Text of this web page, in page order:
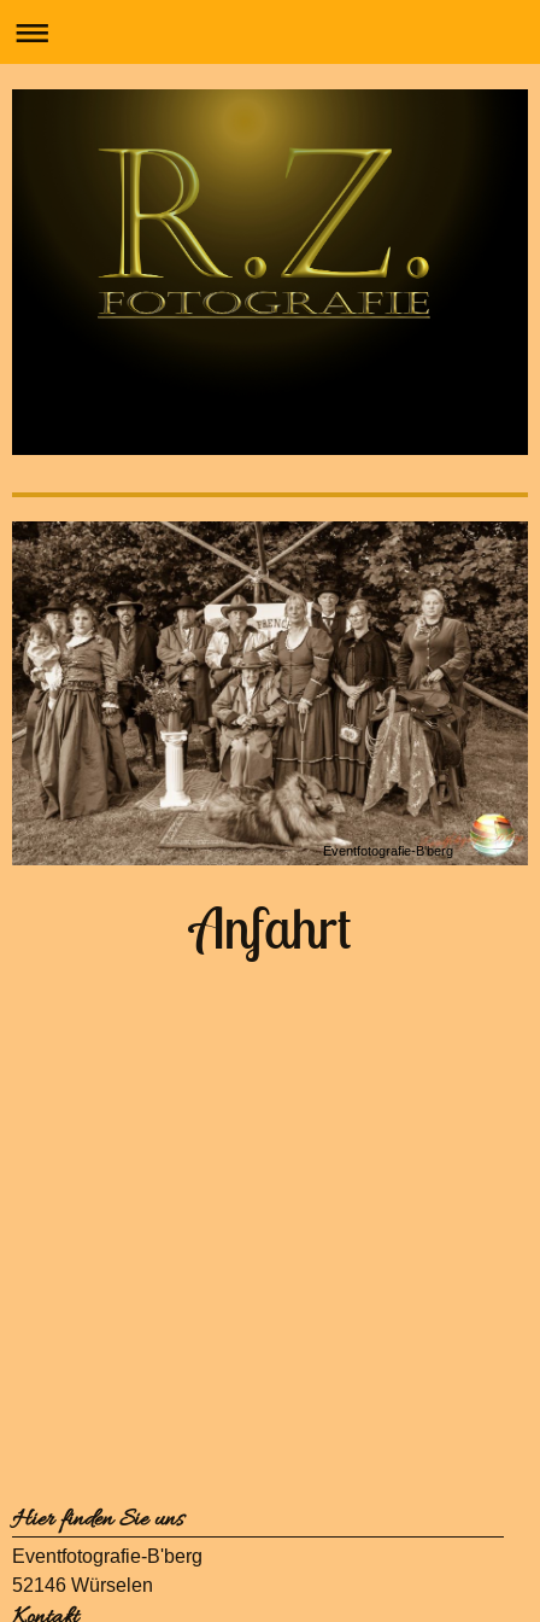
Eventfotografie-B'berg
Anfahrt
Hier finden Sie uns
Eventfotografie-B'berg
52146 Würselen